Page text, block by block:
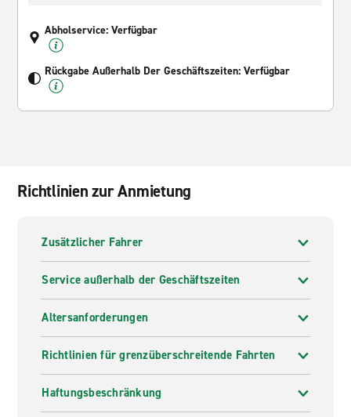
Abholservice: Verfügbar
Rückgabe Außerhalb Der Geschäftszeiten: Verfügbar
Richtlinien zur Anmietung
Zusätzlicher Fahrer
Service außerhalb der Geschäftszeiten
Altersanforderungen
Richtlinien für grenzüberschreitende Fahrten
Haftungsbeschränkung